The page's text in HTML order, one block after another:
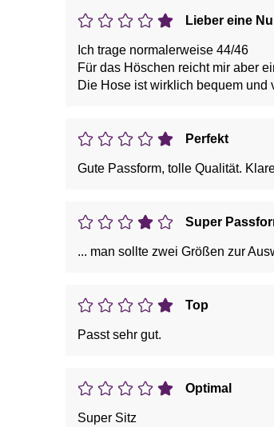
Lieber eine
Ich trage normalerweise 44/46
Für das Höschen reicht mir aber
Die Hose ist wirklich bequem und
Perfekt
Gute Passform, tolle Qualität.
Super
... man sollte zwei Größen zur
Top
Passt sehr gut.
Optimal
Super Sitz